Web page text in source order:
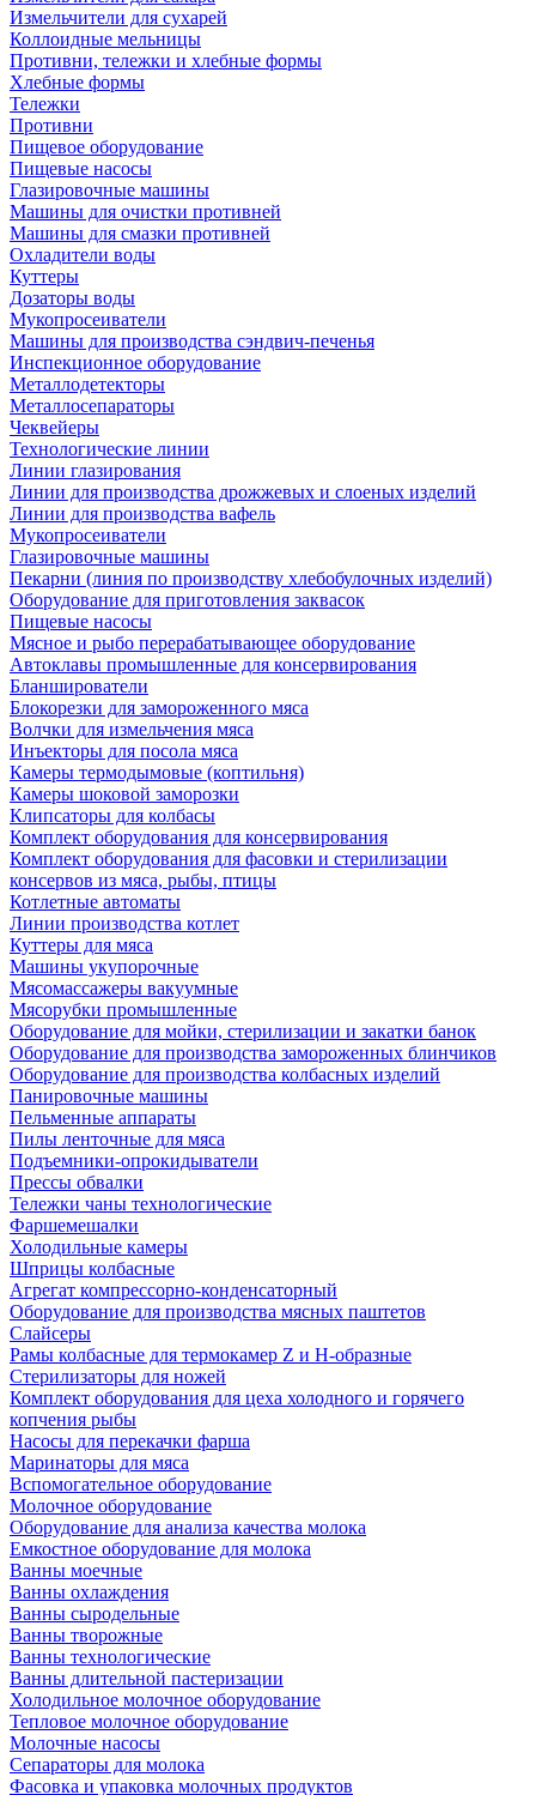
Измельчители для сухарей
Коллоидные мельницы
Противни, тележки и хлебные формы
Хлебные формы
Тележки
Противни
Пищевое оборудование
Пищевые насосы
Глазировочные машины
Машины для очистки противней
Машины для смазки противней
Охладители воды
Куттеры
Дозаторы воды
Мукопросеиватели
Машины для производства сэндвич-печенья
Инспекционное оборудование
Металлодетекторы
Металлосепараторы
Чеквейеры
Технологические линии
Линии глазирования
Линии для производства дрожжевых и слоеных изделий
Линии для производства вафель
Мукопросеиватели
Глазировочные машины
Пекарни (линия по производству хлебобулочных изделий)
Оборудование для приготовления заквасок
Пищевые насосы
Мясное и рыбо перерабатывающее оборудование
Автоклавы промышленные для консервирования
Бланширователи
Блокорезки для замороженного мяса
Волчки для измельчения мяса
Инъекторы для посола мяса
Камеры термодымовые (коптильня)
Камеры шоковой заморозки
Клипсаторы для колбасы
Комплект оборудования для консервирования
Комплект оборудования для фасовки и стерилизации
консервов из мяса, рыбы, птицы
Котлетные автоматы
Линии производства котлет
Куттеры для мяса
Машины укупорочные
Мясомассажеры вакуумные
Мясорубки промышленные
Оборудование для мойки, стерилизации и закатки банок
Оборудование для производства замороженных блинчиков
Оборудование для производства колбасных изделий
Панировочные машины
Пельменные аппараты
Пилы ленточные для мяса
Подъемники-опрокидыватели
Прессы обвалки
Тележки чаны технологические
Фаршемешалки
Холодильные камеры
Шприцы колбасные
Агрегат компрессорно-конденсаторный
Оборудование для производства мясных паштетов
Слайсеры
Рамы колбасные для термокамер Z и H-образные
Стерилизаторы для ножей
Комплект оборудования для цеха холодного и горячего
копчения рыбы
Насосы для перекачки фарша
Маринаторы для мяса
Вспомогательное оборудование
Молочное оборудование
Оборудование для анализа качества молока
Емкостное оборудование для молока
Ванны моечные
Ванны охлаждения
Ванны сыродельные
Ванны творожные
Ванны технологические
Ванны длительной пастеризации
Холодильное молочное оборудование
Тепловое молочное оборудование
Молочные насосы
Сепараторы для молока
Фасовка и упаковка молочных продуктов